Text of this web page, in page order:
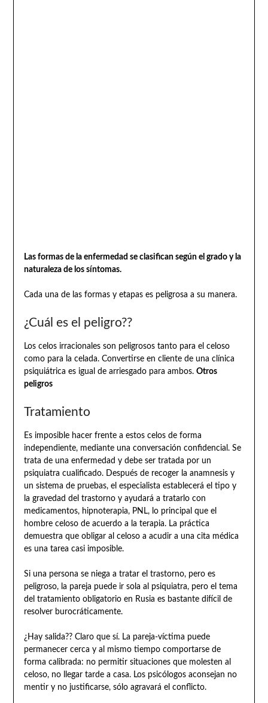
Las formas de la enfermedad se clasifican según el grado y la
naturaleza de los síntomas.
Cada una de las formas y etapas es peligrosa a su manera.
¿Cuál es el peligro??
Los celos irracionales son peligrosos tanto para el celoso
como para la celada. Convertirse en cliente de una clínica
psiquiátrica es igual de arriesgado para ambos. Otros
peligros
Tratamiento
Es imposible hacer frente a estos celos de forma
independiente, mediante una conversación confidencial. Se
trata de una enfermedad y debe ser tratada por un
psiquiatra cualificado. Después de recoger la anamnesis y
un sistema de pruebas, el especialista establecerá el tipo y
la gravedad del trastorno y ayudará a tratarlo con
medicamentos, hipnoterapia, PNL, lo principal que el
hombre celoso de acuerdo a la terapia. La práctica
demuestra que obligar al celoso a acudir a una cita médica
es una tarea casi imposible.
Si una persona se niega a tratar el trastorno, pero es
peligroso, la pareja puede ir sola al psiquiatra, pero el tema
del tratamiento obligatorio en Rusia es bastante difícil de
resolver burocráticamente.
¿Hay salida?? Claro que sí. La pareja-víctima puede
permanecer cerca y al mismo tiempo comportarse de
forma calibrada: no permitir situaciones que molesten al
celoso, no llegar tarde a casa. Los psicólogos aconsejan no
mentir y no justificarse, sólo agravará el conflicto.